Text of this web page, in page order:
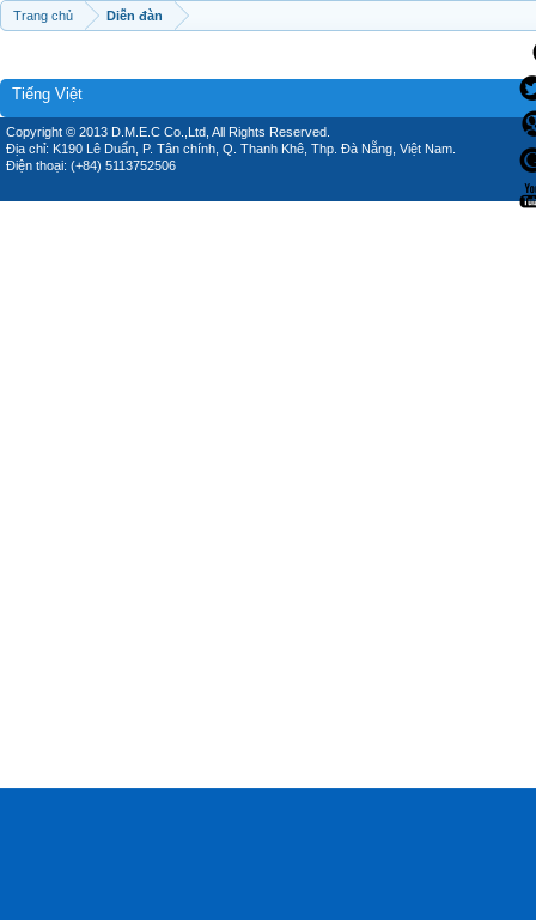
Trang chủ Diễn đàn
Tiếng Việt
Copyright © 2013 D.M.E.C Co.,Ltd, All Rights Reserved.
Địa chỉ: K190 Lê Duẩn, P. Tân chính, Q. Thanh Khê, Thp. Đà Nẵng, Việt Nam.
Điện thoại: (+84) 5113752506